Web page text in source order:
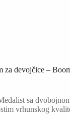
za devojčice –
sa
vrhunskog